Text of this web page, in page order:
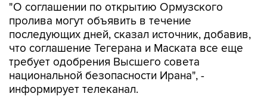
"О соглашении по открытию Ормузского
пролива могут объявить в течение
последующих дней, сказал источник, добавив,
что соглашение Тегерана и Маската все еще
требует одобрения Высшего совета
национальной безопасности Ирана", -
информирует телеканал.